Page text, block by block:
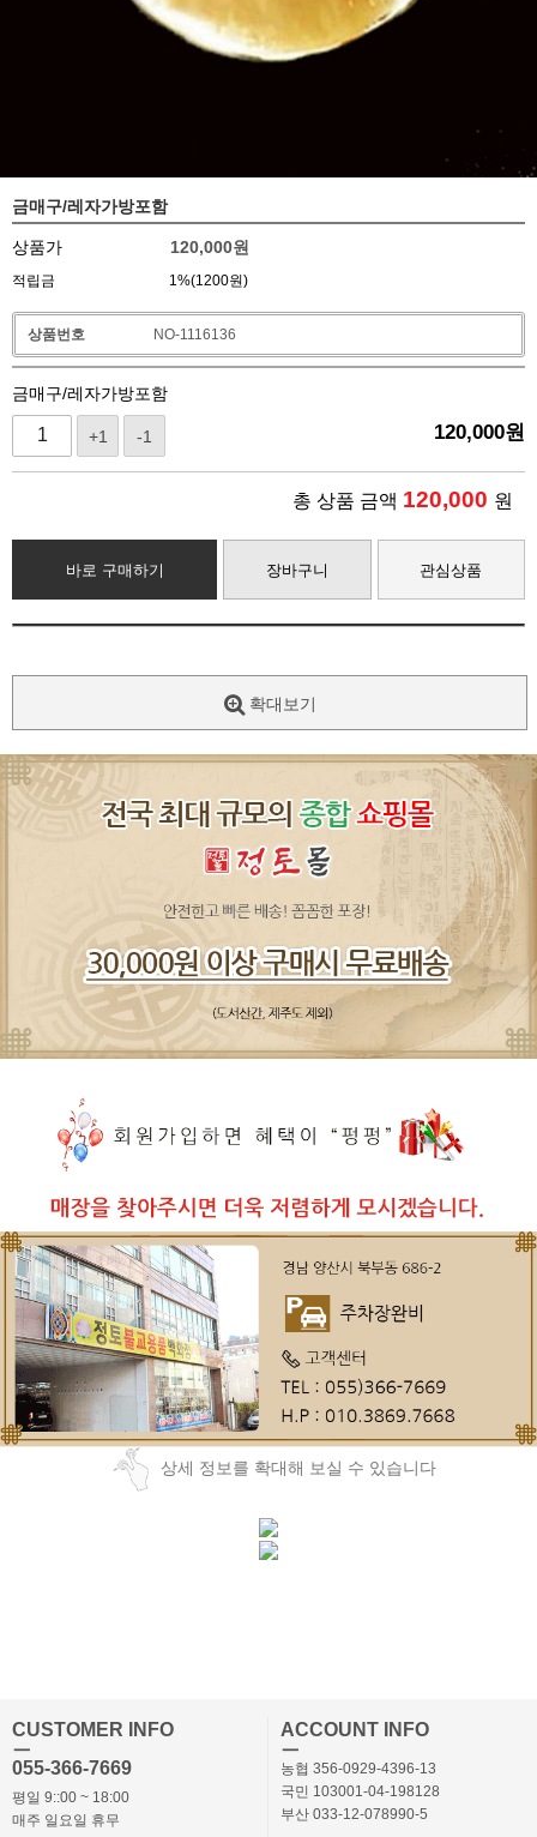
금매구/레자가방포함
상품가 120,000원
적립금 1%(1200원)
상품번호 NO-1116136
금매구/레자가방포함
+1 -1 120,000원
총 상품 금액 120,000 원
바로 구매하기 장바구니 관심상품
확대보기
상세 정보를 확대해 보실 수 있습니다
CUSTOMER INFO
ㅡ
055-366-7669
평일 9::00 ~ 18:00
매주 일요일 휴무
ACCOUNT INFO
ㅡ
농협 356-0929-4396-13
국민 103001-04-198128
부산 033-12-078990-5